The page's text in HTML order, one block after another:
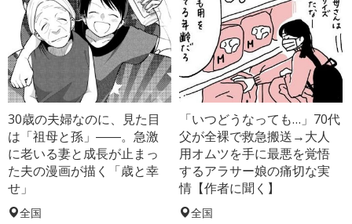
30歳の夫婦なのに、見た目
は「祖母と孫」――。急激
に老いる妻と成長が止まっ
た夫の漫画が描く「歳と幸
せ」
全国
「いつどうなっても…」70代
父が全裸で救急搬送→大人
用オムツを手に最悪を覚悟
するアラサー娘の痛切な実
情【作者に聞く】
全国